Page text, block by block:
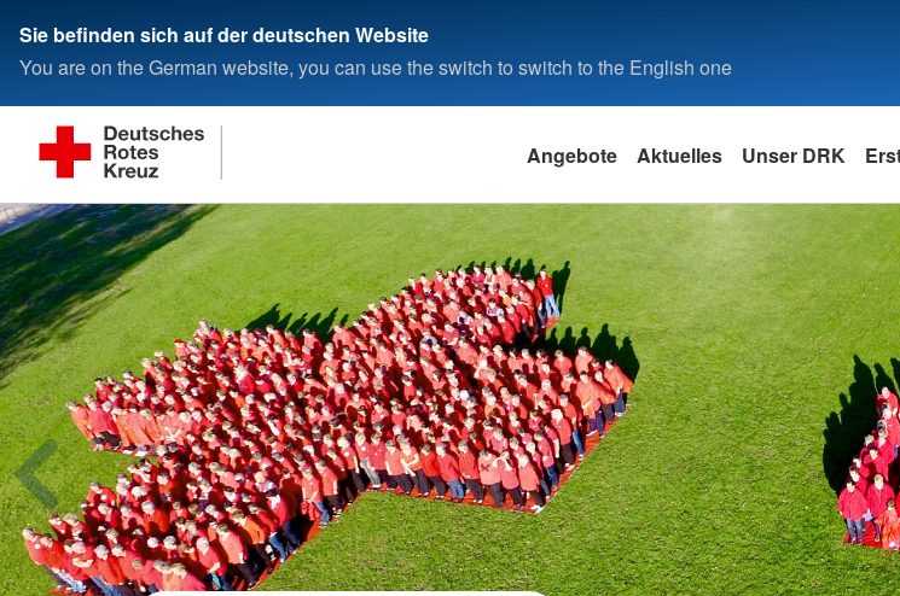
Sie befinden sich auf der deutschen Website
You are on the German website, you can use the switch to switch to the English one
Angebote Aktuelles Unser DRK